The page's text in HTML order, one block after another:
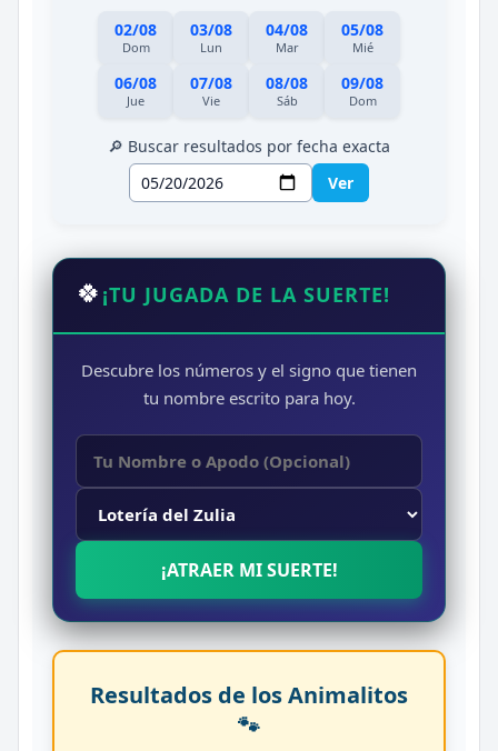
02/08
Dom
03/08
Lun
04/08
Mar
05/08
Mié
06/08
Jue
07/08
Vie
08/08
Sáb
09/08
Dom
🔎 Buscar resultados por fecha exacta
Ver
🍀 ¡TU JUGADA DE LA SUERTE!
Descubre los números y el signo que tienen
tu nombre escrito para hoy.
¡ATRAER MI SUERTE!
Resultados de los Animalitos
🐾